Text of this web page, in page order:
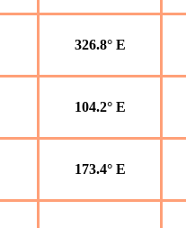
326.8° E
104.2° E
173.4° E